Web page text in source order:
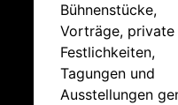
Bühnenstücke,
Vorträge, private
Festlichkeiten,
Tagungen und
Ausstellungen